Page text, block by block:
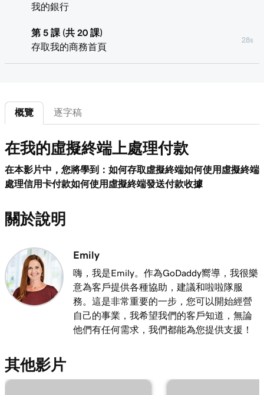
我的銀行
第 5 課 (共 20 課)
存取我的商務首頁
28s
第 7 課 (共 20 課)
探索GoDaddy付款中心
第 8 課 (共 20 課)
在GoDaddy付款管理中管理付款
什麼是退款？
第 11 課 (共 20 課)
使用GoDaddy付款給我的客戶退款
1m 6s
第 12 課 (共 20 課)
為什麼我會有暫停付款？
1m 28s
什麼是線上付款連結？
概覽 逐字稿
在我的虛擬終端上處理付款
在本影片中，您將學到：如何存取虛擬終端如何使用虛擬終端
處理信用卡付款如何使用虛擬終端發送付款收據
關於說明
Emily
嗨，我是Emily。作為GoDaddy嚮導，我很樂
意為客戶提供各種協助，建議和啦啦隊服
務。這是非常重要的一步，您可以開始經營
自己的事業，我希望我們的客戶知道，無論
他們有任何需求，我們都能為您提供支援！
其他影片